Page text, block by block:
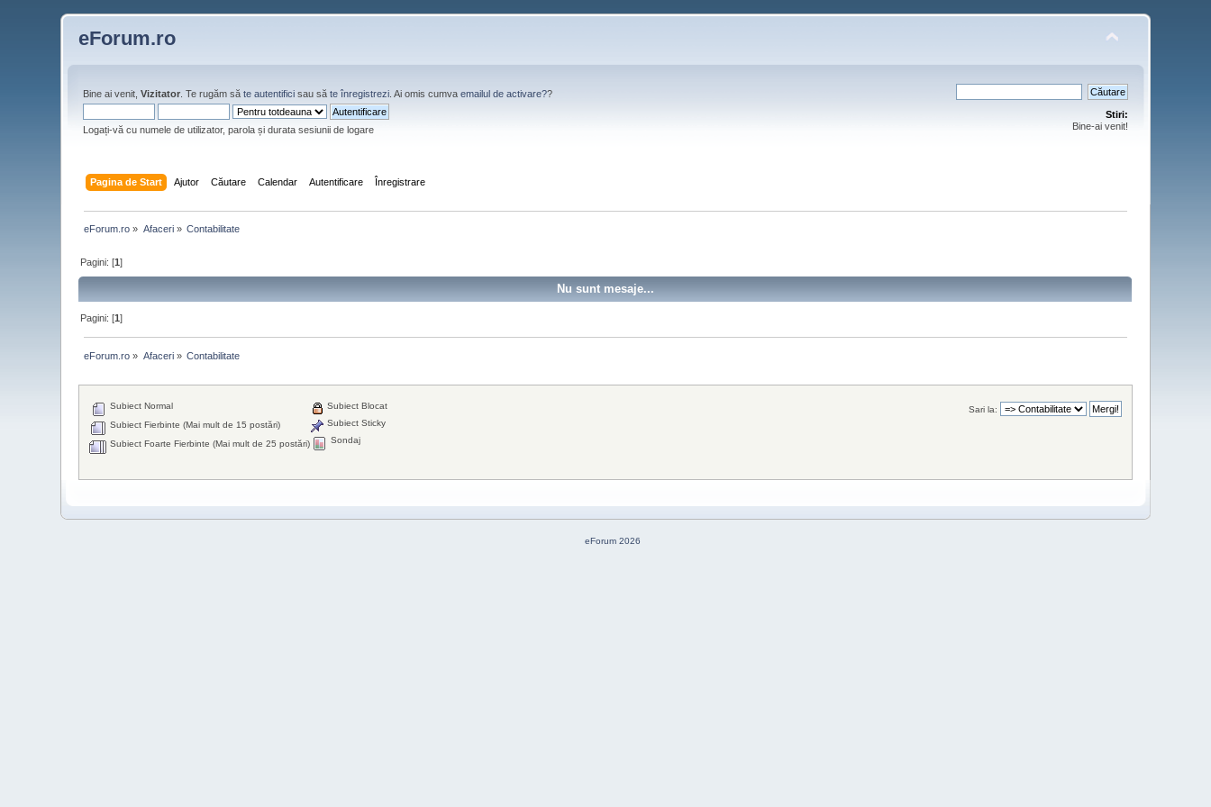
eForum.ro
Bine ai venit,Vizitator . Te rugăm săte autentifici sau săte înregistrezi . Ai omis cumvaemailul de activare??
Logați-vă cu numele de utilizator, parola și durata sesiunii de logare
Stiri:
Bine-ai venit!
Pagina de Start Ajutor Căutare Calendar Autentificare Înregistrare
eForum.ro » Afaceri» Contabilitate
Pagini: [1]
Nu sunt mesaje...
Pagini: [1]
eForum.ro » Afaceri» Contabilitate
Sari la:
Subiect Normal
Subiect Fierbinte (Mai mult de 15 postări)
Subiect Foarte Fierbinte (Mai mult de 25 postări)
Subiect Blocat
Subiect Sticky
Sondaj
eForum 2026